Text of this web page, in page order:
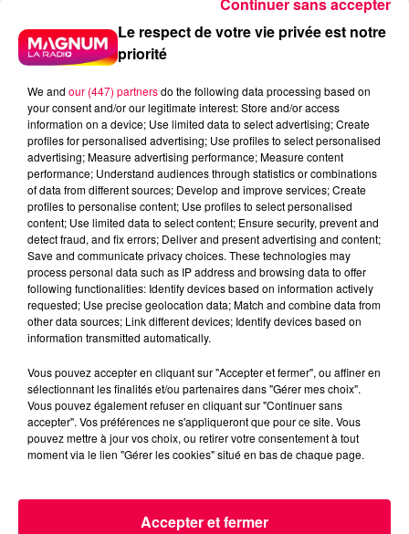
investissements, le refus d'augmenter les impôts
locaux, le budget participatif, la réorganisation de
l'administration municipale, l’aménagement du temps
subvention aux associations, les réductions des
indemnités des élus et la fin de concession du
stationnement avec Qpark.
UN SUJET PRINCIPAL : LES FINANCES
DE LA VILLE
Un sujet principal est revenu tout au long de cette
interview : les finances de la ville et le "budget
imparfait", selon le maire, qui a dû être composé par la
nouvelle municipalité en deux semaines.
Une "armée mexicaine", près de 700 000 euros de
que la Communauté d'agglomération d'Épinal devait à
la ville... Plusieurs sujets polémiques ont été abordés
mais pas que.
LE BUDGET PARTICIPATIF ET LES ATE
Le budget participatif ne devrait pas être reconduit
Le respect de votre vie privée est notre
priorité
We and our (447) partnersdo the following data processing based on
your consent and/or our legitimate interest: Store and/or access
information on a device; Use limited data to select advertising; Create
profiles for personalised advertising; Use profiles to select personalised
advertising; Measure advertising performance; Measure content
performance; Understand audiences through statistics or combinations
of data from different sources; Develop and improve services; Create
profiles to personalise content; Use profiles to select personalised
content; Use limited data to select content; Ensure security, prevent and
detect fraud, and fix errors; Deliver and present advertising and content;
Save and communicate privacy choices. These technologies may
process personal data such as IP address and browsing data to offer
following functionalities: Identify devices based on information actively
requested; Use precise geolocation data; Match and combine data from
other data sources; Link different devices; Identify devices based on
information transmitted automatically.
Vous pouvez accepter en cliquant sur "Accepter et fermer", ou affiner en
sélectionnant les finalités et/ou partenaires dans "Gérer mes choix".
Vous pouvez également refuser en cliquant sur "Continuer sans
accepter". Vos préférences ne s'appliqueront que pour ce site. Vous
pouvez mettre à jour vos choix, ou retirer votre consentement à tout
moment via le lien "Gérer les cookies" situé en bas de chaque page.
Accepter et fermer